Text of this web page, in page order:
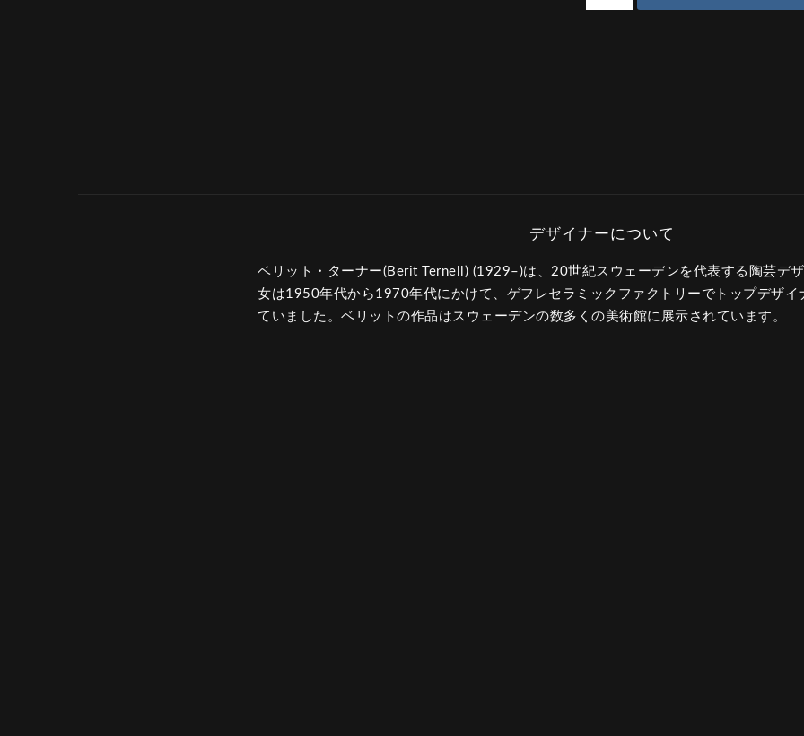
ベリット・ターナー(Berit Ternell) (1929–)は、20世紀スウェーデンを代表する陶芸デ
女は1950年代から1970年代にかけて、ゲフレセラミックファクトリーでトップデザイ
ていました。ベリットの作品はスウェーデンの数多くの美術館に展示されています。